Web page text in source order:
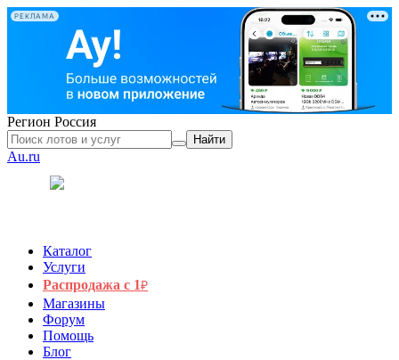
РЕКЛАМА
Регион Россия
Найти
Au.ru
Каталог
Услуги
Распродажа с 1₽
Магазины
Форум
Помощь
Блог